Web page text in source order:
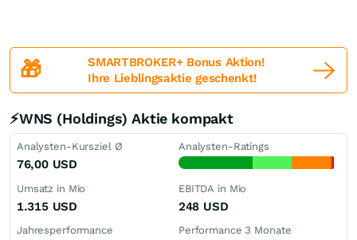
🎁
SMARTBROKER+ Bonus Aktion!
Ihre Lieblingsaktie geschenkt!
⚡WNS (Holdings) Aktie kompakt
Analysten-Kursziel Ø
76,00 USD
Analysten-Ratings
Umsatz in Mio
1.315 USD
EBITDA in Mio
248 USD
Jahresperformance Performance 3 Monate